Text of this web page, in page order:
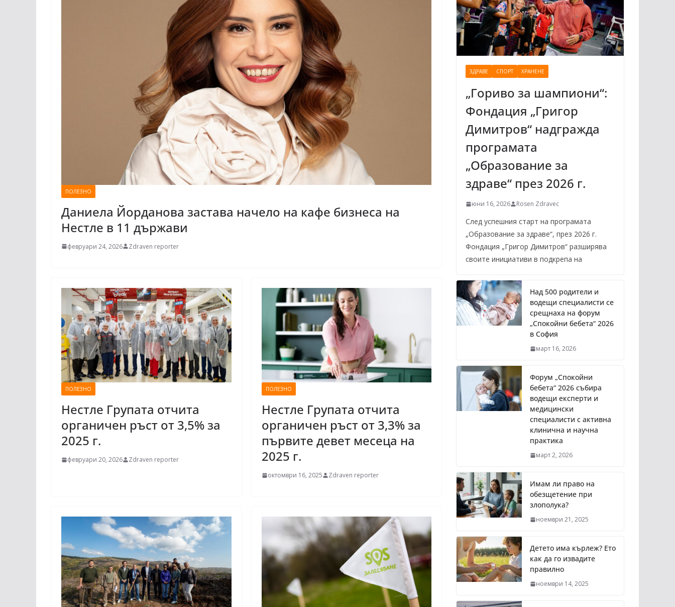
ПОЛЕЗНО
Даниела Йорданова застава начело на кафе бизнеса на
Нестле в 11 държави
февруари 24, 2026 Zdraven reporter
ПОЛЕЗНО
Нестле Групата отчита
органичен ръст от 3,5% за
2025 г.
февруари 20, 2026 Zdraven reporter
ПОЛЕЗНО
Нестле Групата отчита
органичен ръст от 3,3% за
първите девет месеца на
2025 г.
октомври 16, 2025 Zdraven reporter
ЗДРАВЕ СПОРТ ХРАНЕНЕ
„Гориво за шампиони“:
Фондация „Григор
Димитров“ надгражда
програмата
„Образование за
здраве“ през 2026 г.
юни 16, 2026 Rosen Zdravec
След успешния старт на програмата
„Образование за здраве“, през 2026 г.
Фондация „Григор Димитров“ разширява
своите инициативи в подкрепа на
Над 500 родители и
водещи специалисти се
срещнаха на форум
„Спокойни бебета“ 2026
в София
март 16, 2026
Форум „Спокойни
бебета“ 2026 събира
водещи експерти и
медицински
специалисти с активна
клинична и научна
практика
март 2, 2026
Имам ли право на
обезщетение при
злополука?
ноември 21, 2025
Детето има кърлеж? Ето
как да го извадите
правилно
ноември 14, 2025